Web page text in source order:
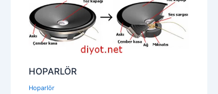
HOPARLÖR
Hoparlör